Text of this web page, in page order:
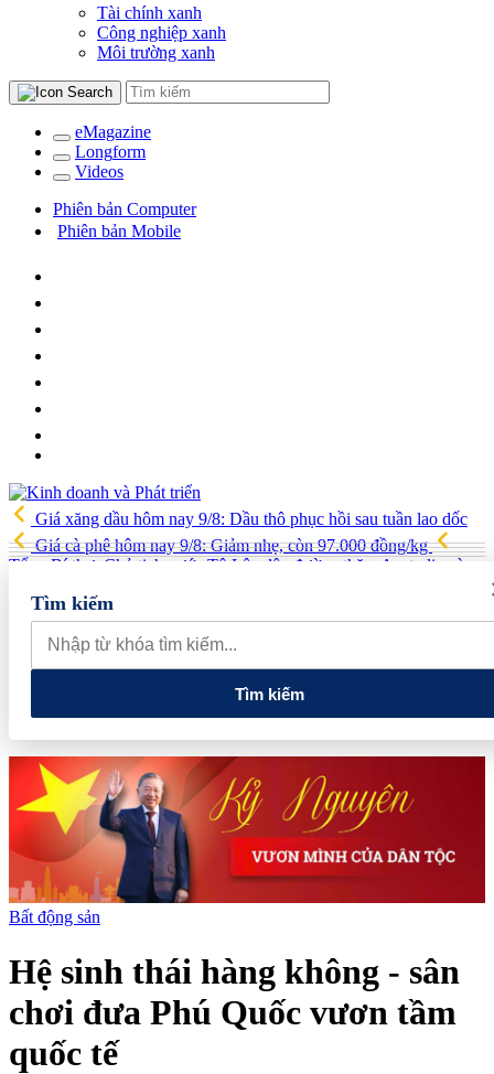
Tài chính xanh
Công nghiệp xanh
Môi trường xanh
eMagazine
Longform
Videos
Phiên bản Computer
Phiên bản Mobile
Giá xăng dầu hôm nay 9/8: Dầu thô phục hồi sau tuần lao dốc
Giá cà phê hôm nay 9/8: Giảm nhẹ, còn 97.000 đồng/kg
Tổng Bí thư, Chủ tịch nước Tô Lâm lên đường thăm Australia và
New Zealand
quan đến lĩnh vực tài chính, ngân hàng
Xử lý đến cùng các
vướng mắc, không đẩy doanh nghiệp đi vòng
Tìm kiếm
Tìm kiếm
Bất động sản
Hệ sinh thái hàng không - sân
chơi đưa Phú Quốc vươn tầm
quốc tế